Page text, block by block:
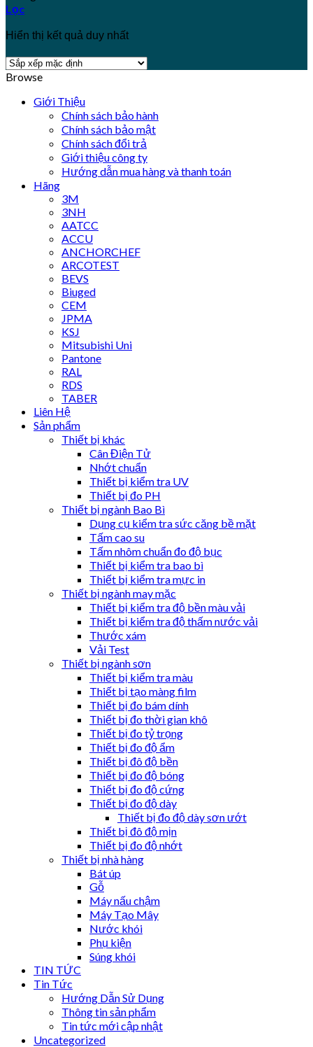
Lọc
Hiển thị kết quả duy nhất
Browse
Giới Thiệu
Chính sách bảo hành
Chính sách bảo mật
Chính sách đổi trả
Giới thiệu công ty
Hướng dẫn mua hàng và thanh toán
Hãng
3M
3NH
AATCC
ACCU
ANCHORCHEF
ARCOTEST
BEVS
Biuged
CEM
JPMA
KSJ
Mitsubishi Uni
Pantone
RAL
RDS
TABER
Liên Hệ
Sản phẩm
Thiết bị khác
Cân Điện Tử
Nhớt chuẩn
Thiết bị kiểm tra UV
Thiết bị đo PH
Thiết bị ngành Bao Bì
Dụng cụ kiểm tra sức căng bề mặt
Tấm cao su
Tấm nhôm chuẩn đo độ bục
Thiết bị kiểm tra bao bì
Thiết bị kiểm tra mực in
Thiết bị ngành may mặc
Thiết bị kiểm tra độ bền màu vải
Thiết bị kiểm tra độ thấm nước vải
Thước xám
Vải Test
Thiết bị ngành sơn
Thiết bị kiểm tra màu
Thiết bị tạo màng film
Thiết bị đo bám dính
Thiết bị đo thời gian khô
Thiết bị đo tỷ trọng
Thiết bị đo độ ẩm
Thiết bị đô độ bền
Thiết bị đo độ bóng
Thiết bị đo độ cứng
Thiết bị đo độ dày
Thiết bị đo độ dày sơn ướt
Thiết bị đô độ mịn
Thiết bị đo độ nhớt
Thiết bị nhà hàng
Bát úp
Gỗ
Máy nấu chậm
Máy Tạo Mây
Nước khói
Phụ kiện
Súng khói
TIN TỨC
Tin Tức
Hướng Dẫn Sử Dụng
Thông tin sản phẩm
Tin tức mới cập nhật
Uncategorized